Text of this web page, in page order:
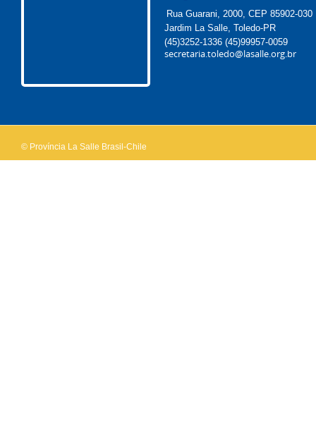
Rua Guarani, 2000, CEP 85902-030
Jardim La Salle, Toledo-PR
(45)3252-1336 (45)99957-0059
secretaria.toledo@lasalle.org.br
© Província La Salle Brasil-Chile